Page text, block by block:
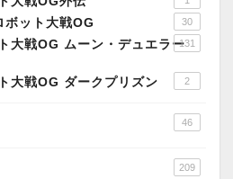
ボット大戦OG 30
大戦OG ムーン・デュエラー131
大戦OG ダークプリズン 2
46
209